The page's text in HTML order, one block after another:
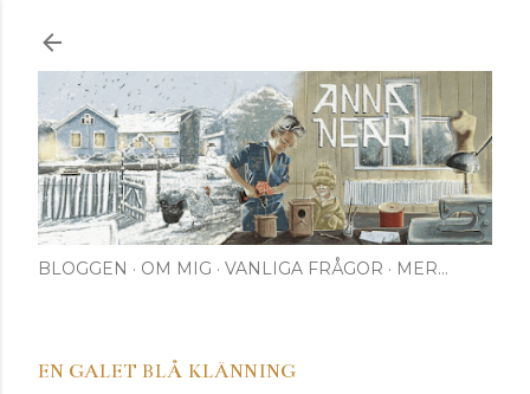
BLOGGEN OM MIG VANLIGA FRÅGOR MER…
EN GALET BLÅ KLÄNNING